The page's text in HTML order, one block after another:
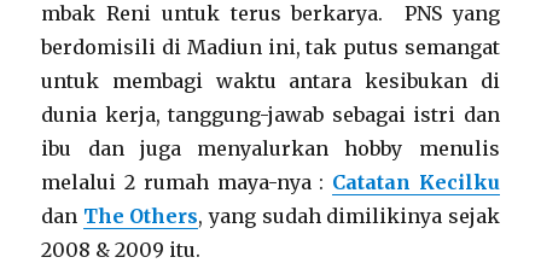
mbak Reni untuk terus berkarya. PNS yang
berdomisili di Madiun ini, tak putus semangat
untuk membagi waktu antara kesibukan di
dunia kerja, tanggung-jawab sebagai istri dan
ibu dan juga menyalurkan hobby menulis
melalui 2 rumah maya-nya : Catatan Kecilku
dan The Others, yang sudah dimilikinya sejak
2008 & 2009 itu.